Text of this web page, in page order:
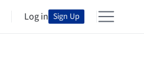
Log in Sign Up